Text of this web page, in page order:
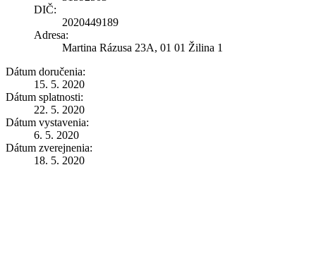
DIČ:
2020449189
Adresa:
Martina Rázusa 23A, 01 01 Žilina 1
Dátum doručenia:
15. 5. 2020
Dátum splatnosti:
22. 5. 2020
Dátum vystavenia:
6. 5. 2020
Dátum zverejnenia:
18. 5. 2020